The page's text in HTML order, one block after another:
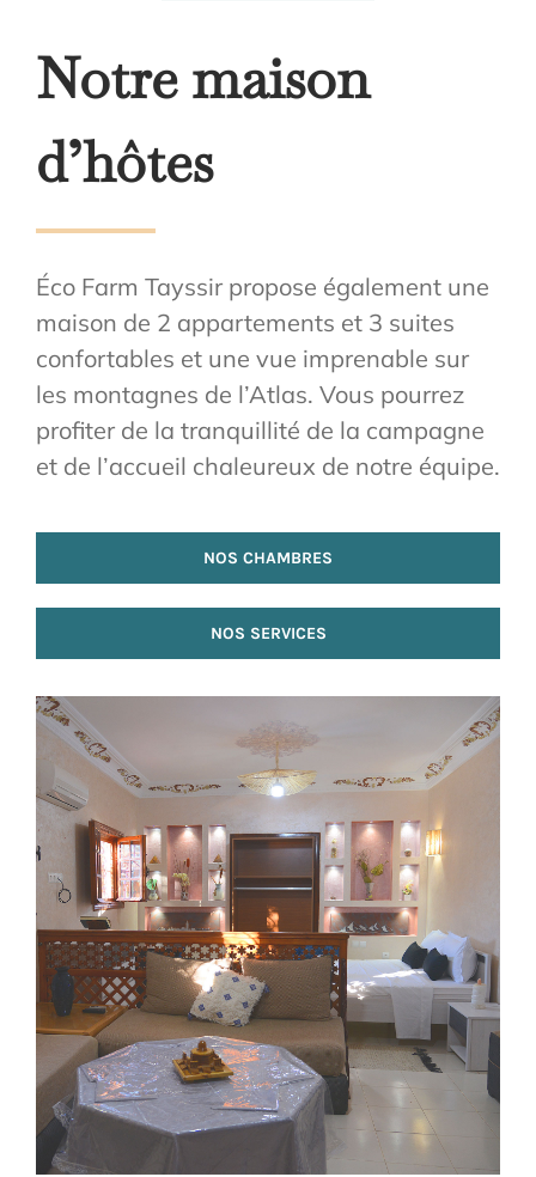
Notre maison
d’hôtes
Éco Farm Tayssir propose également une
maison de 2 appartements et 3 suites
confortables et une vue imprenable sur
les montagnes de l’Atlas. Vous pourrez
profiter de la tranquillité de la campagne
et de l’accueil chaleureux de notre équipe.
NOS CHAMBRES
NOS SERVICES